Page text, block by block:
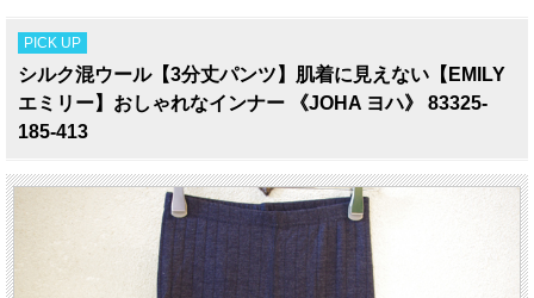
PICK UP
シルク混ウール【3分丈パンツ】肌着に見えない【EMILY
エミリー】おしゃれなインナー 《JOHA ヨハ》 83325-
185-413